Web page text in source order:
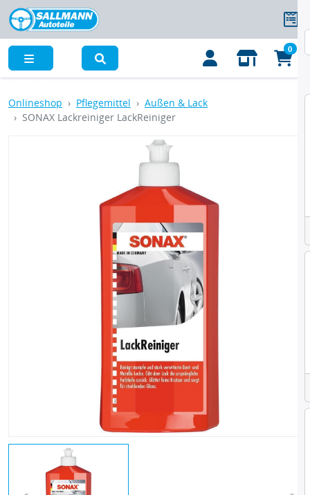
0
Onlineshop Pflegemittel
Außen & Lack
SONAX Lackreiniger LackReiniger